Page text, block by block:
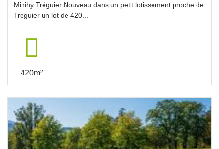
Minihy Tréguier Nouveau dans un petit lotissement proche de
Tréguier un lot de 420...
420m²